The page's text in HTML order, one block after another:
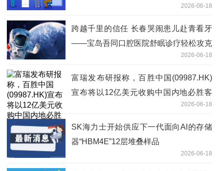
2026-06-18
跨越千里的信任 长春哭闹患儿赴青看牙
——宝岛吾同口腔医院舒眠诊疗轻松攻克
2026-06-18
富瑞发布研报称，百胜中国(09987.HK)
宣布将以12亿美元收购中国内地必胜客
2026-06-18
SK海力士开始供应下一代面向AI的存储
器“HBM4E”12层堆叠样品
2026-06-18